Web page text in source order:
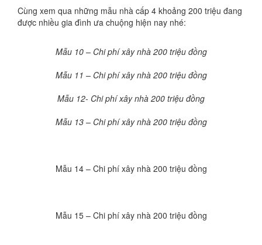
Cùng xem qua những mẫu nhà cấp 4 khoảng 200 triệu đang
được nhiều gia đình ưa chuộng hiện nay nhé:
Mẫu 10 – Chi phí xây nhà 200 triệu đồng
Mẫu 11 – Chi phí xây nhà 200 triệu đồng
Mẫu 12- Chi phí xây nhà 200 triệu đồng
Mẫu 13 – Chi phí xây nhà 200 triệu đồng
Mẫu 14 – Chi phí xây nhà 200 triệu đồng
Mẫu 15 – Chi phí xây nhà 200 triệu đồng